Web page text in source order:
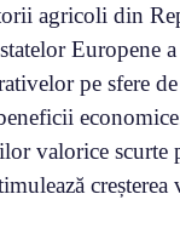
agricoli din
Europene
pe sfere
valorice scurte